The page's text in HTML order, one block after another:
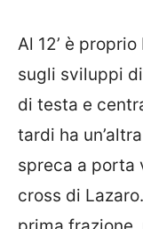
Al 12’ è
sugli sviluppi
di testa e
tardi ha
spreca a porta
cross di